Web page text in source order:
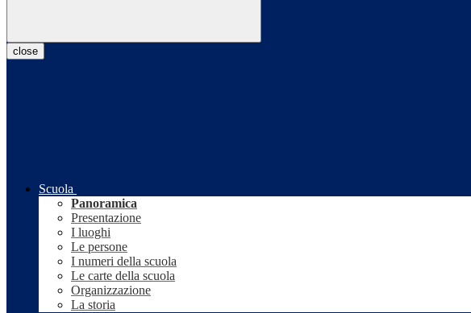
close
Scuola
Panoramica
Presentazione
I luoghi
Le persone
I numeri della scuola
Le carte della scuola
Organizzazione
La storia